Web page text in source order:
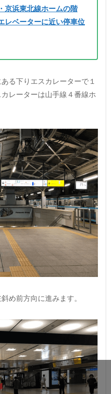
京浜東北線ホームの階
レベーターに近い停車位
る下りエスカレーターで１
レーターは山手線４番線ホ
め前方向に進みます。